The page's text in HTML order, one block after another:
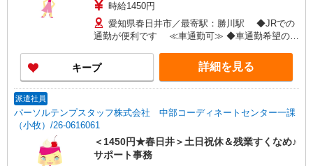
時給1450円
愛知県春日井市／最寄駅：勝川駅 ◆JRでの
通勤が便利です ≪車通勤可≫ ◆車通勤希望の方
キープ 詳細を見る
派遣社員
パーソルテンプスタッフ株式会社 中部コーディネートセンター一課
（小牧）/26-0616061
＜1450円★春日井＞土日祝休＆残業すくなめ♪
サポート事務